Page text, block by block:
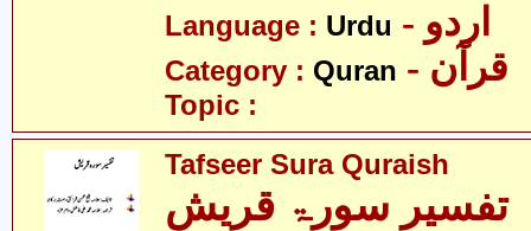
Language : Urdu - اردو
Category : Quran - قرآن
Topic :
Tafseer Sura Quraish
تفسیر سورۃ قریش